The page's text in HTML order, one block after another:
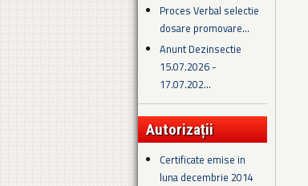
Proces Verbal selectie
dosare promovare...
Anunt Dezinsectie
15.07.2026 -
17.07.202...
Autorizații
Certificate emise in
luna decembrie 2014